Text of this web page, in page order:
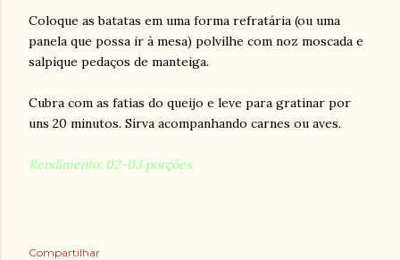
Coloque as batatas em uma forma refratária (ou uma
panela que possa ir à mesa) polvilhe com noz moscada e
salpique pedaços de manteiga.
Cubra com as fatias do queijo e leve para gratinar por
uns 20 minutos. Sirva acompanhando carnes ou aves.
Rendimento: 02-03 porções.
Compartilhar